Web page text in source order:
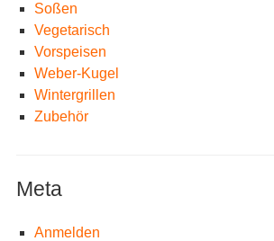
Soßen
Vegetarisch
Vorspeisen
Weber-Kugel
Wintergrillen
Zubehör
Meta
Anmelden